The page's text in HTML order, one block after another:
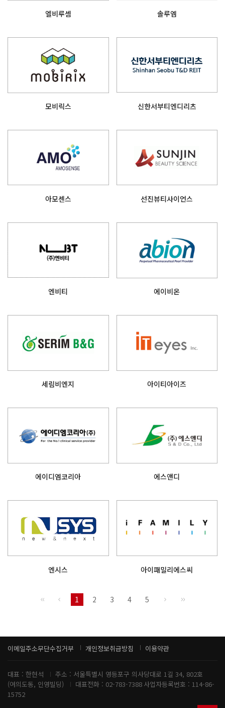
엘비루셈 솔루엠
모비릭스 신한서부티엔디리츠
아모센스 선진뷰티사이언스
엔비티 에이비온
세림비엔지 아이티아이즈
에이디엠코리아 에스앤디
엔시스 아이패밀리에스씨
1 2 3 4 5
이메일주소무단수집거부 개인정보취급방침 이용약관
대표 : 한현석
주소 : 서울특별시 영등포구 의사당대로 1길 34, 802호
(여의도동, 인영빌딩)
대표전화 : 02-783-7388 사업자등록번호 : 114-86-
15752